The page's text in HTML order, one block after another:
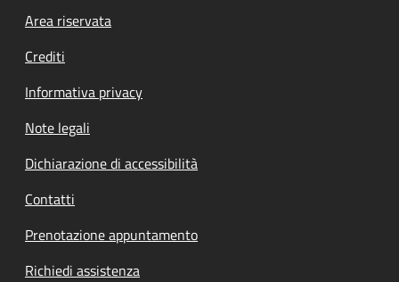
Footer menu
Area riservata
Crediti
Informativa privacy
Note legali
Dichiarazione di accessibilità
Contatti
Prenotazione appuntamento
Richiedi assistenza